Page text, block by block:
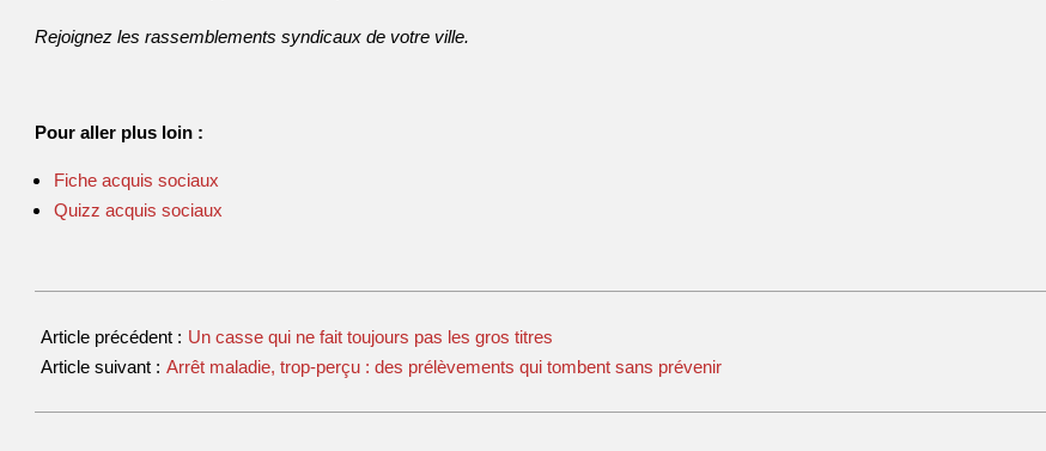
Rejoignez les rassemblements syndicaux de votre ville.
Pour aller plus loin :
Fiche acquis sociaux
Quizz acquis sociaux
Article précédent : Un casse qui ne fait toujours pas les gros titres
Article suivant : Arrêt maladie, trop-perçu : des prélèvements qui tombent sans prévenir